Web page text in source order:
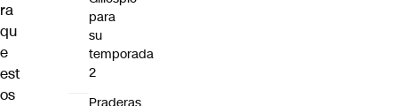
ra
qu
e
est
os
para
su
temporada
2
Praderas